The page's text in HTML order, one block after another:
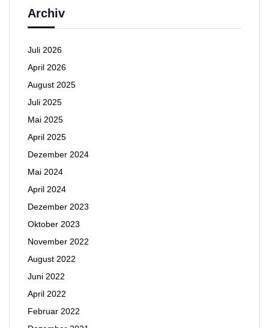
Archiv
Juli 2026
April 2026
August 2025
Juli 2025
Mai 2025
April 2025
Dezember 2024
Mai 2024
April 2024
Dezember 2023
Oktober 2023
November 2022
August 2022
Juni 2022
April 2022
Februar 2022